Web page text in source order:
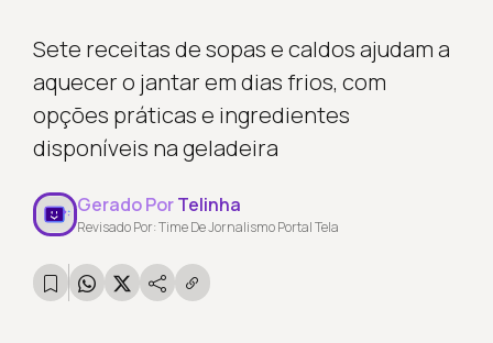
Sete receitas de sopas e caldos ajudam a
aquecer o jantar em dias frios, com
opções práticas e ingredientes
disponíveis na geladeira
Gerado PorTelinha
Revisado Por: Time De Jornalismo Portal Tela